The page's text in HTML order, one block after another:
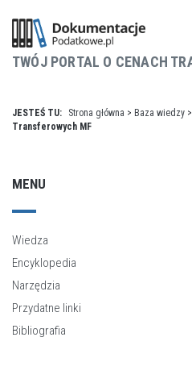
TWÓJ PORTAL O CENACH
JESTEŚ TU: Strona główna > Baza wiedzy >
Transferowych MF
MENU
Wiedza
Encyklopedia
Narzędzia
Przydatne linki
Bibliografia